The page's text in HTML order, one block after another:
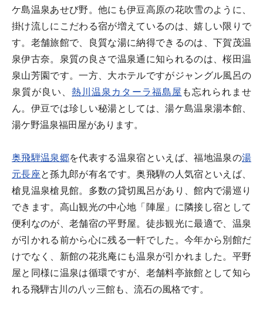
ケ島温泉あせび野。他にも伊豆高原の花吹雪のように、
掛け流しにこだわる宿が増えているのは、嬉しい限りで
す。老舗旅館で、良質な湯に納得できるのは、下賀茂温
泉伊古奈。泉質の良さで温泉通に知られるのは、桜田温
泉山芳園です。一方、大ホテルですがジャングル風呂の
泉質が良い、熱川温泉カターラ福島屋 も忘れられませ
ん。伊豆では珍しい秘湯としては、湯ケ島温泉湯本館、
湯ケ野温泉福田屋があります。
奥飛騨温泉郷を代表する温泉宿といえば、福地温泉の湯
元長座と孫九郎が有名です。奥飛騨の人気宿といえば、
槍見温泉槍見館。多数の貸切風呂があり、館内で湯巡り
できます。高山観光の中心地「陣屋」に隣接し宿として
便利なのが、老舗宿の平野屋。徒歩観光に最適で、温泉
が引かれる前から心に残る一軒でした。今年から別館だ
けでなく、新館の花兆庵にも温泉が引かれました。平野
屋と同様に温泉は循環ですが、老舗料亭旅館として知ら
れる飛騨古川の八ッ三館も、流石の風格です。